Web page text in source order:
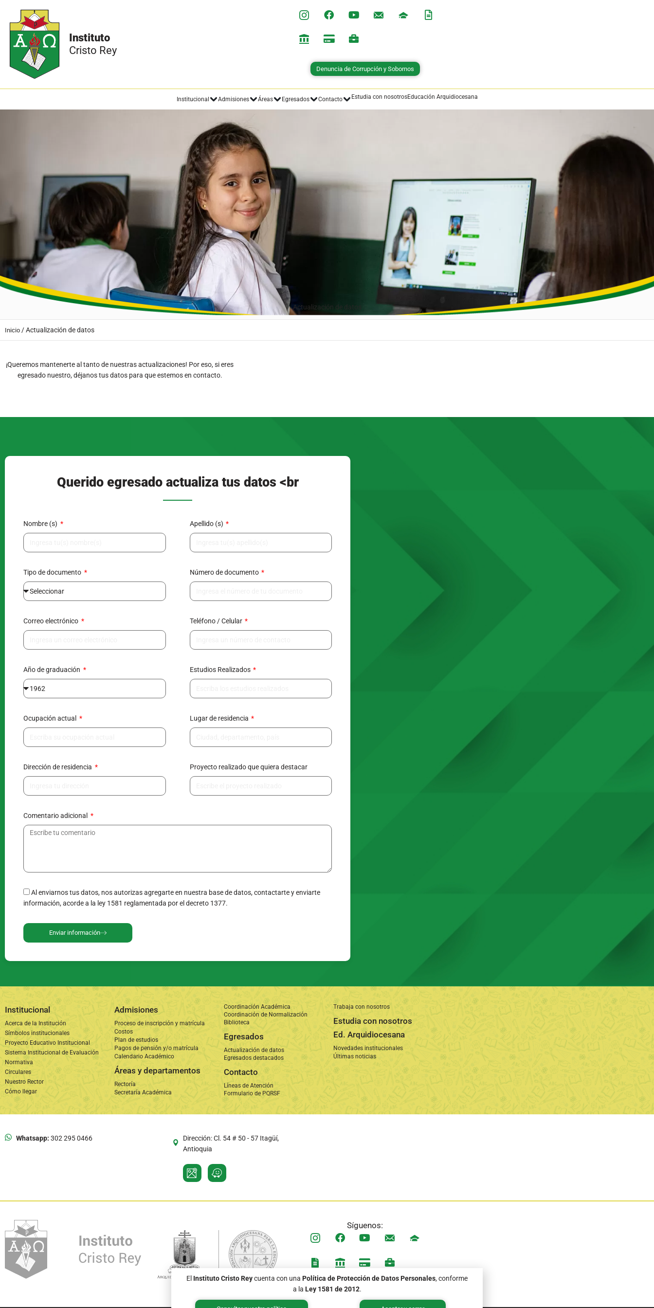
Instituto
Cristo Rey
Denuncia de Corrupción y Sobornos
Institucional Admisiones Áreas Egresados Contacto Estudia con nosotrosEducación Arquidiocesana
Actualización de datos
Inicio /Actualización de datos
¡Queremos mantenerte al tanto de nuestras actualizaciones! Por eso, si eres
egresado nuestro, déjanos tus datos para que estemos en contacto.
Querido egresado actualiza tus datos <br
Nombre (s) Apellido (s)
Tipo de documento Número de documento
Correo electrónico Teléfono / Celular
Año de graduación Estudios Realizados
Ocupación actual Lugar de residencia
Dirección de residencia Proyecto realizado que quiera destacar
Comentario adicional
Al enviarnos tus datos, nos autorizas agregarte en nuestra base de datos, contactarte y enviarte
información, acorde a la ley 1581 reglamentada por el decreto 1377.
Enviar información
Institucional
Acerca de la Institución
Símbolos institucionales
Proyecto Educativo Institucional
Sistema Institucional de Evaluación
Normativa
Circulares
Nuestro Rector
Cómo llegar
Admisiones
Proceso de inscripción y matrícula
Costos
Plan de estudios
Pagos de pensión y/o matrícula
Calendario Académico
Áreas y departamentos
Rectoría
Secretaría Académica
Coordinación Académica
Coordinación de Normalización
Biblioteca
Egresados
Actualización de datos
Egresados destacados
Contacto
Líneas de Atención
Formulario de PQRSF
Trabaja con nosotros
Estudia con nosotros
Ed. Arquidiocesana
Novedades institucionales
Últimas noticias
Whatsapp: 302 295 0466
Dirección: Cl. 54 # 50 - 57 Itagüí,
Antioquia
Síguenos:
Política de Tratamiento de Datos Personales
El Instituto Cristo Reycuenta con una Política de Protección de Datos Personales, conforme
a la Ley 1581 de 2012.